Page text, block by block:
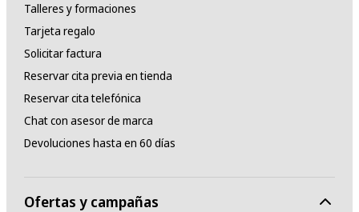
Talleres y formaciones
Tarjeta regalo
Solicitar factura
Reservar cita previa en tienda
Reservar cita telefónica
Chat con asesor de marca
Devoluciones hasta en 60 días
Ofertas y campañas